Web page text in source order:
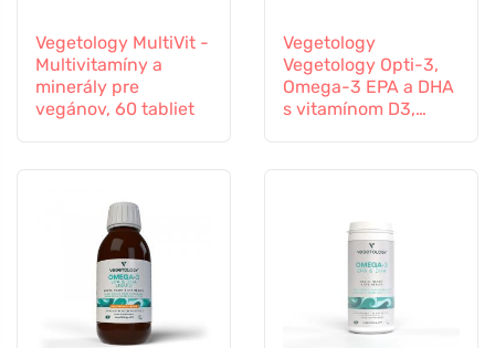
Vegetology MultiVit -
Multivitamíny a
minerály pre
vegánov, 60 tabliet
Vegetology
Vegetology Opti-3,
Omega-3 EPA a DHA
s vitamínom D3,